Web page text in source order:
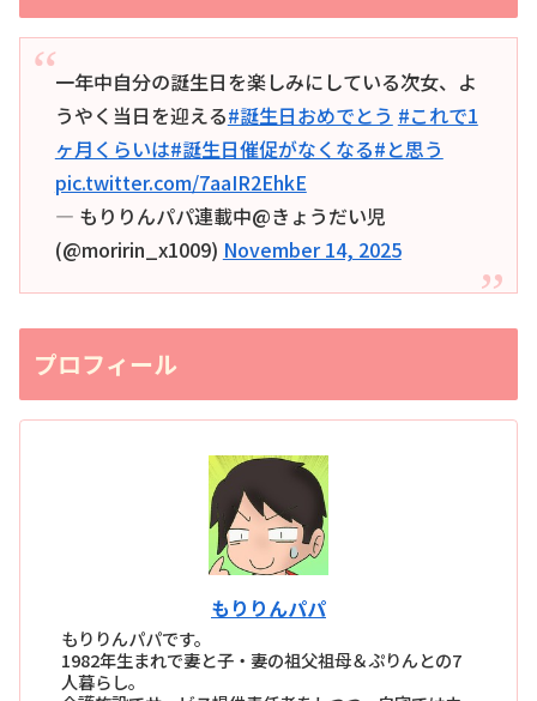
一年中自分の誕生日を楽しみにしている次女、よ
うやく当日を迎える#誕生日おめでとう #これで1
ヶ月くらいは#誕生日催促がなくなる#と思う
pic.twitter.com/7aaIR2EhkE
— もりりんパパ連載中@きょうだい児
(@moririn_x1009) November 14, 2025
プロフィール
もりりんパパ
もりりんパパです。
1982年生まれで妻と子・妻の祖父祖母＆ぷりんとの7
人暮らし。